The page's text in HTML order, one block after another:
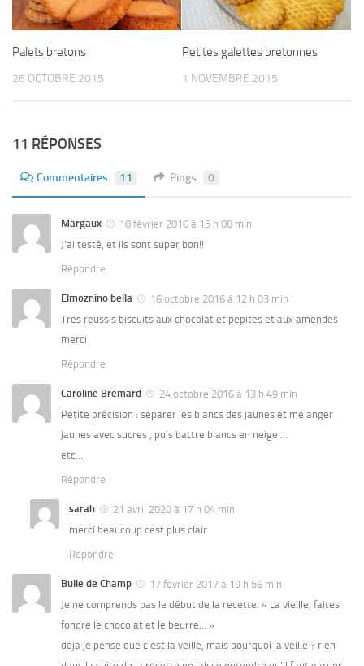
Palets bretons
26 OCTOBRE 2015
Petites galettes bretonnes
1 NOVEMBRE 2015
11 RÉPONSES
Commentaires 11 Pings 0
Margaux
18 février 2016 à 15 h 08 min
J’ai testé, et ils sont super bon!!
Répondre
Elmoznino bella
16 octobre 2016 à 12 h 03 min
Tres reussis biscuits aux chocolat et pepites et aux amendes
merci
Répondre
Caroline Bremard
24 octobre 2016 à 13 h 49 min
Petite précision : séparer les blancs des jaunes et mélanger
jaunes avec sucres , puis battre blancs en neige …
etc…
Répondre
sarah
21 avril 2020 à 17 h 04 min
merci beaucoup cest plus clair
Répondre
Bulle de Champ
17 février 2017 à 19 h 56 min
Je ne comprends pas le début de la recette. « La vieille, faites
fondre le chocolat et le beurre… »
déjà je pense que c’est la veille, mais pourquoi la veille ? rien